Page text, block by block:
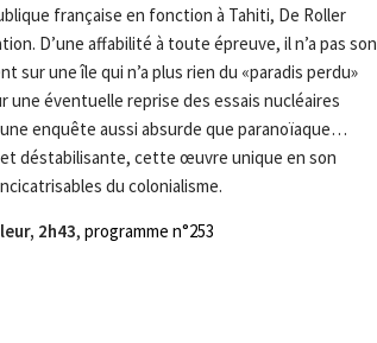
française en fonction à Tahiti, De Roller
D’une affabilité à toute épreuve, il n’a pas son
une île qui n’a plus rien du «paradis perdu»
une éventuelle reprise des essais nucléaires
enquête aussi absurde que paranoïaque…
et déstabilisante, cette œuvre unique en son
du colonialisme.
2h43, programme n°253